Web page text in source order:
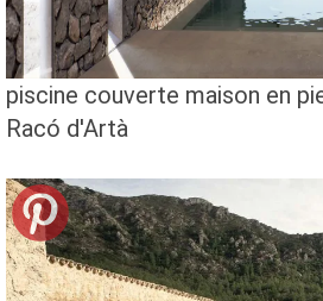
piscine couverte maison en
Racó d'Artà